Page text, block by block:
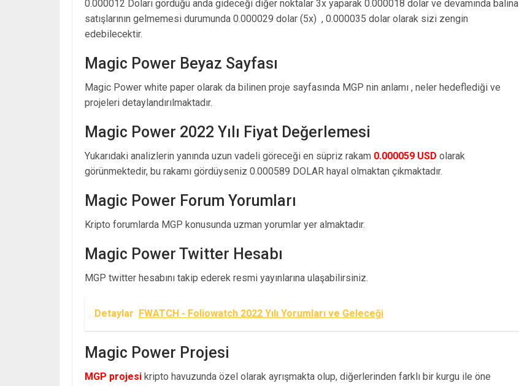
0.000012 Doları gördüğü anda gideceği diğer noktalar 3x yaparak 0.000018 dolar ve devamında balina
satışlarının gelmemesi durumunda 0.000029 dolar (5x) , 0.000035 dolar olarak sizi zengin
edebilecektir.
Magic Power Beyaz Sayfası
Magic Power white paper olarak da bilinen proje sayfasında MGP nin anlamı , neler hedeflediği ve
projeleri detaylandırılmaktadır.
Magic Power 2022 Yılı Fiyat Değerlemesi
Yukarıdaki analizlerin yanında uzun vadeli göreceği en süpriz rakam 0.000059 USD olarak
görünmektedir, bu rakamı gördüyseniz 0.000589 DOLAR hayal olmaktan çıkmaktadır.
Magic Power Forum Yorumları
Kripto forumlarda MGP konusunda uzman yorumlar yer almaktadır.
Magic Power Twitter Hesabı
MGP twitter hesabını takip ederek resmi yayınlarına ulaşabilirsiniz.
Detaylar FWATCH - Foliowatch 2022 Yılı Yorumları ve Geleceği
Magic Power Projesi
MGP projesi kripto havuzunda özel olarak ayrışmakta olup, diğerlerinden farklı bir kurgu ile öne